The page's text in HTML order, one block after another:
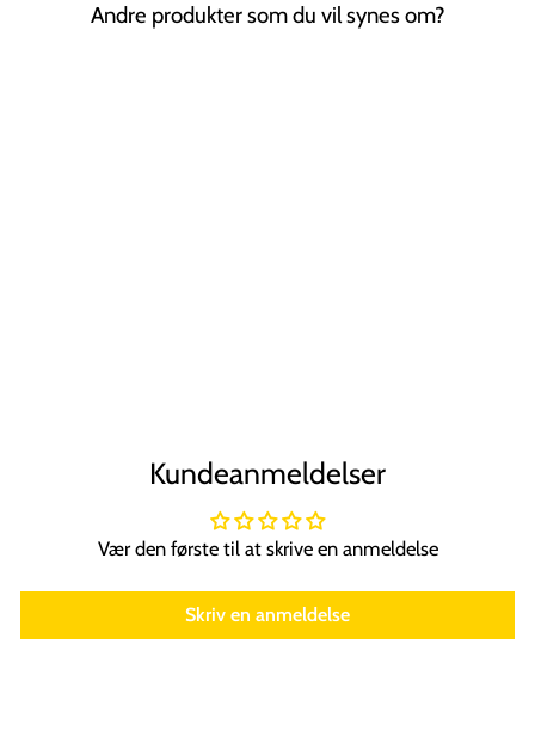
Andre produkter som du vil synes om?
Kundeanmeldelser
Vær den første til at skrive en anmeldelse
Skriv en anmeldelse